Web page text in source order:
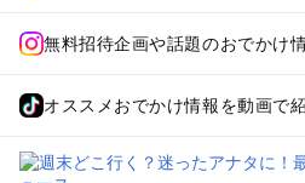
無料招待企画や話題のおでかけ
オススメおでかけ情報を動画で紹